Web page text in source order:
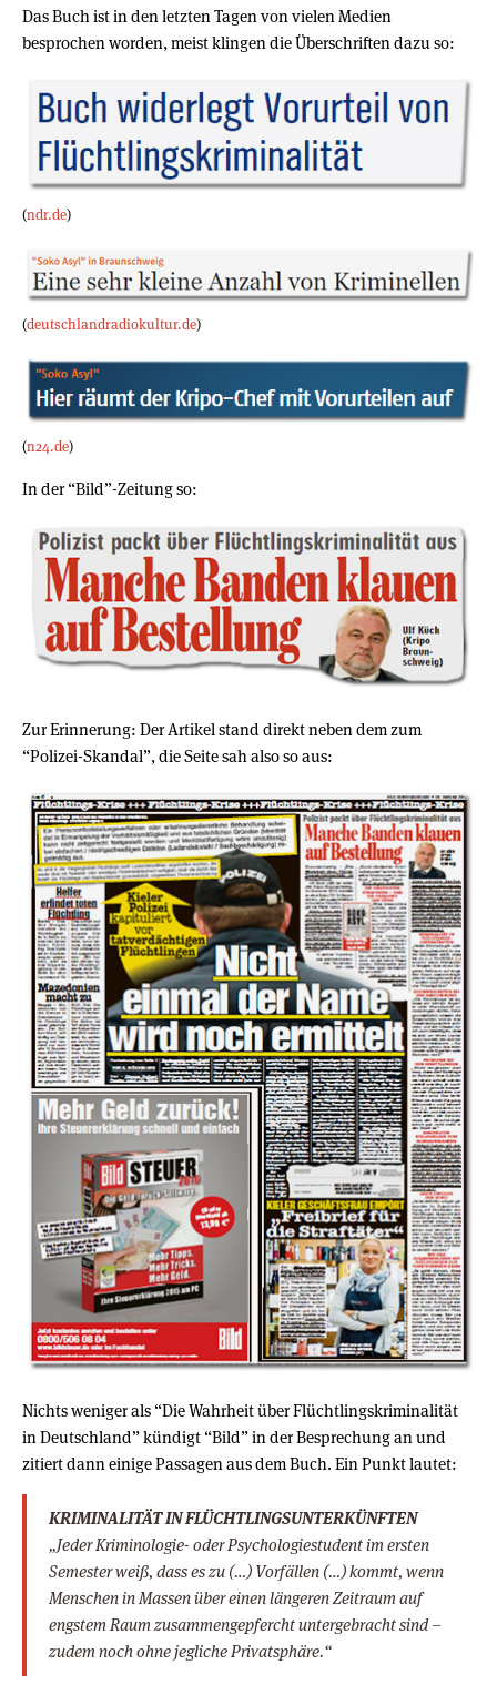
Das Buch ist in den letzten Tagen von vielen Medien
besprochen worden, meist klingen die Überschriften dazu so:
(ndr.de)
(deutschlandradiokultur.de)
(n24.de)
In der “Bild”-Zeitung so:
Zur Erinnerung: Der Artikel stand direkt neben dem zum
“Polizei-Skandal”, die Seite sah also so aus:
Nichts weniger als “Die Wahrheit über Flüchtlingskriminalität
in Deutschland” kündigt “Bild” in der Besprechung an und
zitiert dann einige Passagen aus dem Buch. Ein Punkt lautet:
KRIMINALITÄT IN FLÜCHTLINGSUNTERKÜNFTEN
„Jeder Kriminologie- oder Psychologiestudent im ersten
Semester weiß, dass es zu (…) Vorfällen (…) kommt, wenn
Menschen in Massen über einen längeren Zeitraum auf
engstem Raum zusammengepfercht untergebracht sind –
zudem noch ohne jegliche Privatsphäre.“